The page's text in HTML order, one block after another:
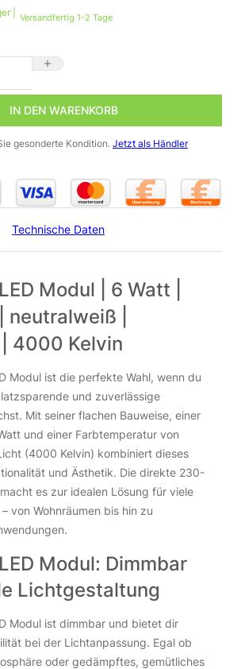
| Versandfertig 1-2 Tage
| 6 Watt | 230 Volt | neutralweiß | dimmbar
IN DEN WARENKORB
gesonderte Kondition. Jetzt als Händler
Technische Daten
Modul | 6 Watt |
|
4000 Kelvin
Modul ist die perfekte Wahl, wenn du
und zuverlässige
Mit seiner flachen Bauweise, einer
und einer Farbtemperatur von
(4000 Kelvin) kombiniert dieses
und Ästhetik. Die direkte 230-
es zur idealen Lösung für viele
von Wohnräumen bis hin zu
Modul: Dimmbar
Lichtgestaltung
Modul ist dimmbar und bietet dir
bei der Lichtanpassung. Egal ob
oder gedämpftes, gemütliches